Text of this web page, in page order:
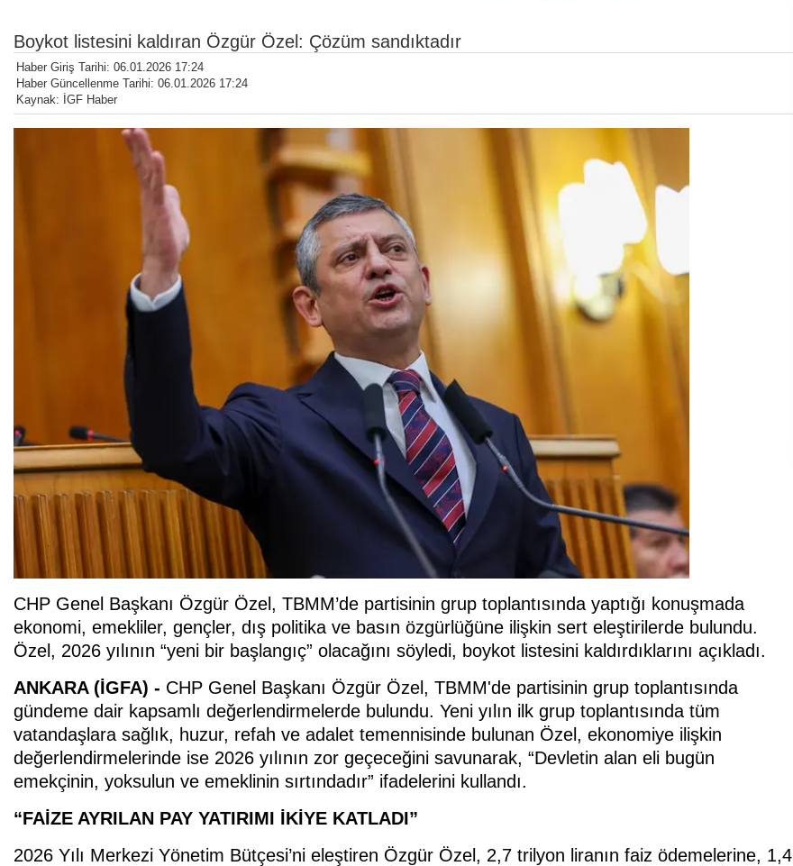
Boykot listesini kaldıran Özgür Özel: Çözüm sandıktadır
Haber Giriş Tarihi: 06.01.2026 17:24
Haber Güncellenme Tarihi: 06.01.2026 17:24
Kaynak: İGF Haber
CHP Genel Başkanı Özgür Özel, TBMM’de partisinin grup toplantısında yaptığı konuşmada
ekonomi, emekliler, gençler, dış politika ve basın özgürlüğüne ilişkin sert eleştirilerde bulundu.
Özel, 2026 yılının “yeni bir başlangıç” olacağını söyledi, boykot listesini kaldırdıklarını açıkladı.
ANKARA (İGFA) - CHP Genel Başkanı Özgür Özel, TBMM'de partisinin grup toplantısında
gündeme dair kapsamlı değerlendirmelerde bulundu. Yeni yılın ilk grup toplantısında tüm
vatandaşlara sağlık, huzur, refah ve adalet temennisinde bulunan Özel, ekonomiye ilişkin
değerlendirmelerinde ise 2026 yılının zor geçeceğini savunarak, “Devletin alan eli bugün
emekçinin, yoksulun ve emeklinin sırtındadır” ifadelerini kullandı.
“FAİZE AYRILAN PAY YATIRIMI İKİYE KATLADI”
2026 Yılı Merkezi Yönetim Bütçesi’ni eleştiren Özgür Özel, 2,7 trilyon liranın faiz ödemelerine, 1,4